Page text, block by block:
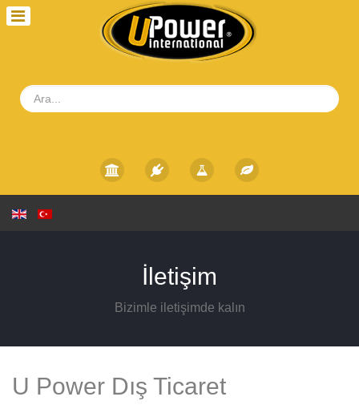
İletişim
Bizimle iletişimde kalın
U Power Dış Ticaret